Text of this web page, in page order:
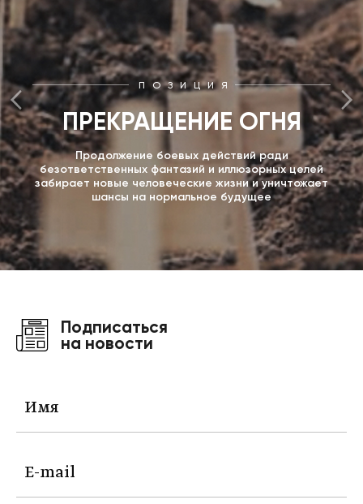
ПОЗИЦИЯ
ПРЕКРАЩЕНИЕ ОГНЯ
Продолжение боевых действий ради
безответственных фантазий и иллюзорных целей
забирает новые человеческие жизни и уничтожает
шансы на нормальное будущее
Подписаться
на новости